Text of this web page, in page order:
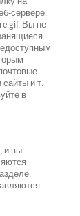
сервере.
Вы не
и т.
в
и вы